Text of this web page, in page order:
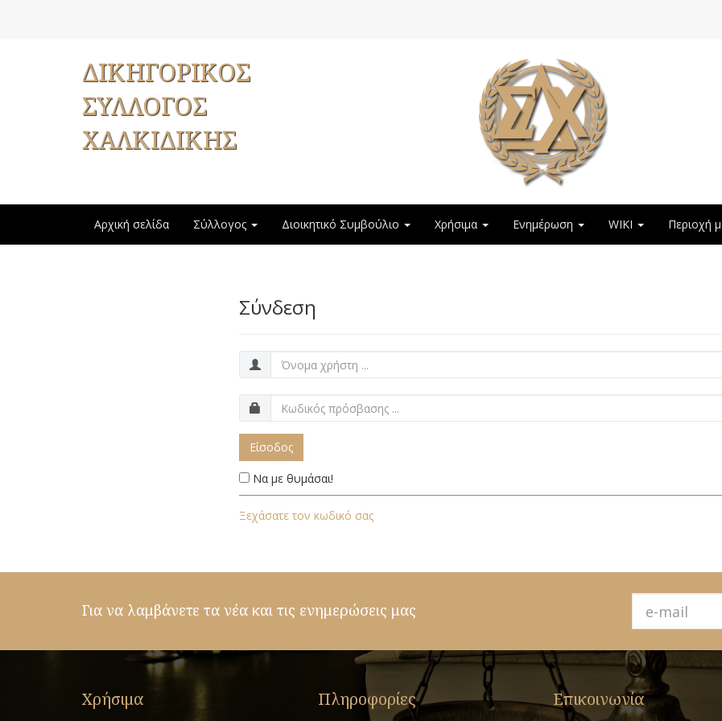
ΔΙΚΗΓΟΡΙΚΟΣ
ΣΥΛΛΟΓΟΣ
ΧΑΛΚΙΔΙΚΗΣ
Αρχική σελίδα Σύλλογος Διοικητικό Συμβούλιο Χρήσιμα Ενημέρωση WIKI Περιοχή
Σύνδεση
Είσοδος
Να με θυμάσαι!
Ξεχάσατε τον κωδικό σας
Για να λαμβάνετε τα νέα και τις ενημερώσεις μας
Χρήσιμα Πληροφορίες Επικοινωνία